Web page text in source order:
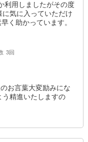
利用しましたがその度
気に入っていただけ
く助かっています。
3回
お言葉大変励みにな
う精進いたしますの